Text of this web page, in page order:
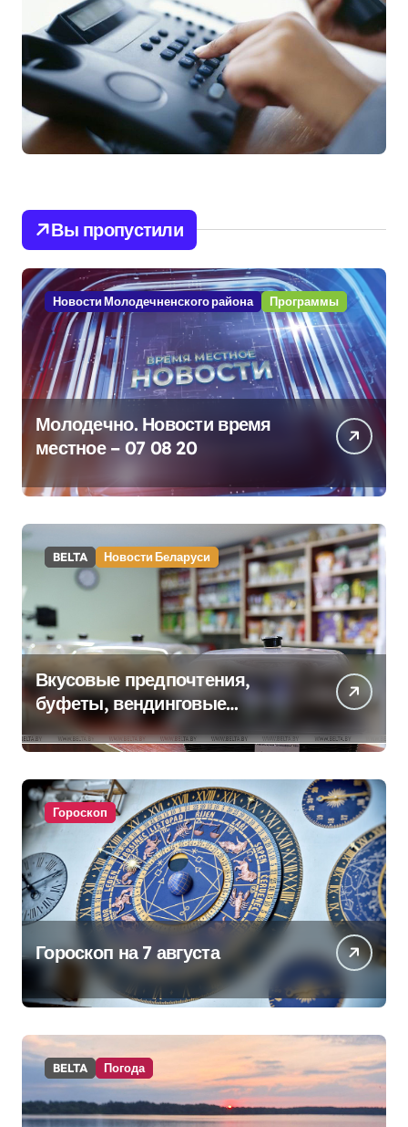
Вы пропустили
Новости Молодечненского района Программы
Молодечно. Новости время
местное – 07 08 20
BELTA Новости Беларуси
Вкусовые предпочтения,
буфеты, вендинговые
аппараты. Минобразования об
изменениях в школьном
питании
Гороскоп
Гороскоп на 7 августа
BELTA Погода